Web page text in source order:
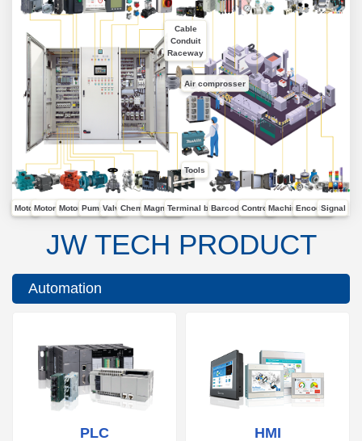
Cable
Conduit
Raceway
Air comprosser
MotorMotor gearMotor vibrators
PumpValveChemical pump
MagneticTerminal blockBarcode reader
Control panelMachine sensor
EncoderSignal
Tools
JW TECH PRODUCT
Automation
PLC HMI